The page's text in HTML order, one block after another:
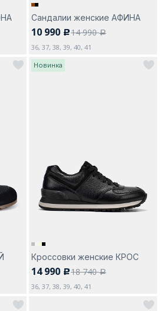
Изменить город
Сандалии женские АФИНА
10 990 c14 990a
36, 37, 38, 39, 40, 41
Новинка
Кроссовки женские КРОС
14 990 c18 740a
36, 37, 38, 39, 40, 41